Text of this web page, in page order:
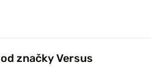
od značky Versus